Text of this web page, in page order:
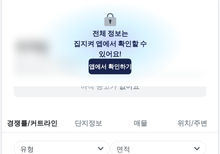
경기도 파주시 동산길 24
아직 공고가 없어요
경쟁률/커트라인 단지정보 매물 위치/주변
유형 면적
전체 정보는
집지켜 앱에서 확인할 수
있어요!
앱에서 확인하기